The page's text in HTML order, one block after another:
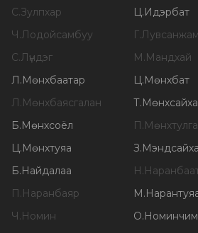
С.Зулпхар Ц.Идэрбат
Ч.Лодойсамбуу Г.
С.Лүндэг М.Мандхай
Л.Мөнхбаатар Ц.Мөнхбат
Л.Мөнхбаясгалан Т.
Б.Мөнхсоёл П.Мөнхтулга
Ц.Мөнхтуяа З.
Б.Найдалаа Н.
П.Наранбаяр М.
Ч.Номин О.